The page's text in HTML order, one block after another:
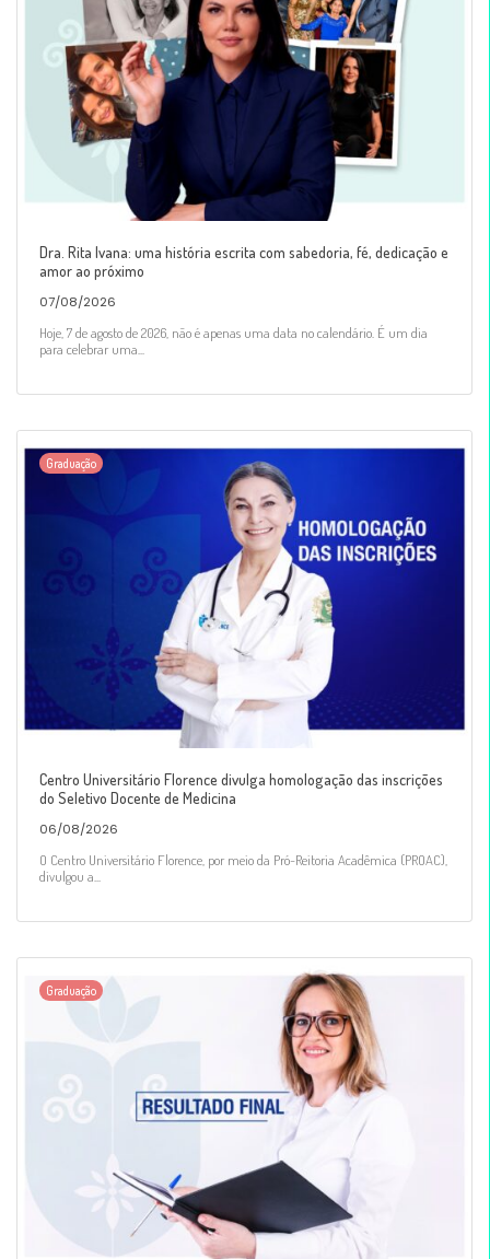
Dra. Rita Ivana: uma história escrita com sabedoria, fé, dedicação e
amor ao próximo
07/08/2026
Hoje, 7 de agosto de 2026, não é apenas uma data no calendário. É um dia
para celebrar uma...
Graduação
Centro Universitário Florence divulga homologação das inscrições
do Seletivo Docente de Medicina
06/08/2026
O Centro Universitário Florence, por meio da Pró-Reitoria Acadêmica (PROAC),
divulgou a...
Graduação